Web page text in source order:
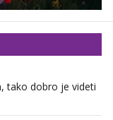
tako dobro je videti